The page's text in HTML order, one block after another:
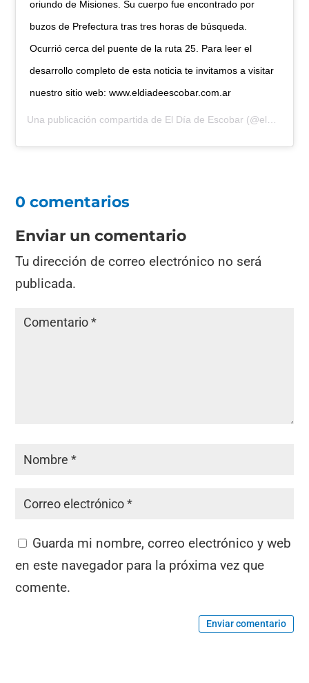
oriundo de Misiones. Su cuerpo fue encontrado por
buzos de Prefectura tras tres horas de búsqueda.
Ocurrió cerca del puente de la ruta 25. Para leer el
desarrollo completo de esta noticia te invitamos a visitar
nuestro sitio web: www.eldiadeescobar.com.ar
Una publicación compartida de El Día de Escobar (@eldiadeescobar) el
0 comentarios
Enviar un comentario
Tu dirección de correo electrónico no será
publicada.
Guarda mi nombre, correo electrónico y web
en este navegador para la próxima vez que
comente.
Enviar comentario